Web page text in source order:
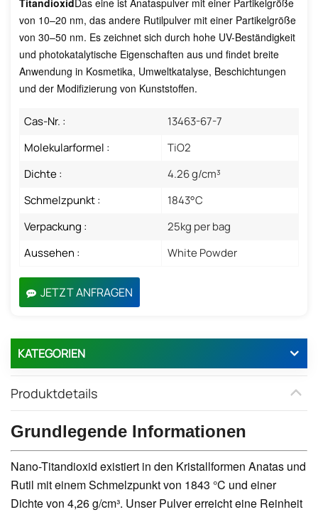
von 10–20 nm, das andere Rutilpulver mit einer Partikelgröße
von 30–50 nm. Es zeichnet sich durch hohe UV-Beständigkeit
und photokatalytische Eigenschaften aus und findet breite
Anwendung in Kosmetika, Umweltkatalyse, Beschichtungen
und der Modifizierung von Kunststoffen.
Cas-Nr. :
13463-67-7
Molekularformel :
TiO2
Dichte :
4.26 g/cm³
Schmelzpunkt :
1843°C
Verpackung :
25kg per bag
Aussehen :
White Powder
JETZT ANFRAGEN
KATEGORIEN
Produktdetails
Grundlegende Informationen
Nano-Titandioxid existiert in den Kristallformen Anatas und
Rutil mit einem Schmelzpunkt von 1843 °C und einer
Dichte von 4,26 g/cm³. Unser Pulver erreicht eine Reinheit